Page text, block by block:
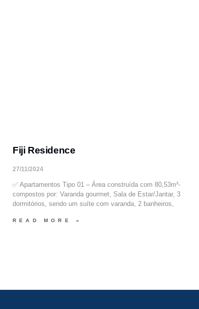
Fiji Residence
27/11/2024
✅ Apartamentos Tipo 01 – Área construída com 80,53m²-
compostos por: Varanda gourmet, Sala de Estar/Jantar, 3
dormitórios, sendo um suíte com varanda, 2 banheiros,
READ MORE »